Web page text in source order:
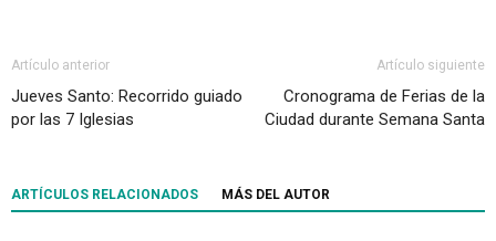
Artículo anterior
Jueves Santo: Recorrido guiado
por las 7 Iglesias
Artículo siguiente
Cronograma de Ferias de la
Ciudad durante Semana Santa
ARTÍCULOS RELACIONADOS MÁS DEL AUTOR